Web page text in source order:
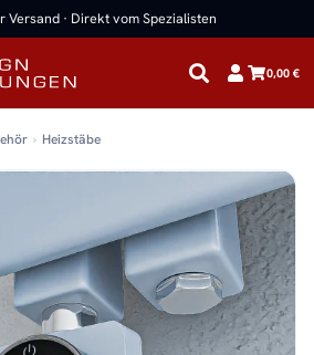
Versand · Direkt vom Spezialisten
0,00 €
Heizstäbe